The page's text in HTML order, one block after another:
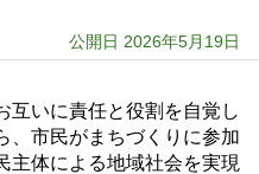
公開日 2026年5月19日
いに責任と役割を自覚し
、市民がまちづくりに参加
主体による地域社会を実現